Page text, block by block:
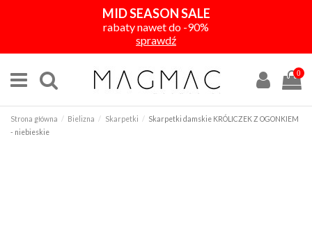
MID SEASON SALE
rabaty nawet do -90%
sprawdź
0
Strona główna Bielizna Skarpetki
Skarpetki damskie KRÓLICZEK Z OGONKIEM
- niebieskie